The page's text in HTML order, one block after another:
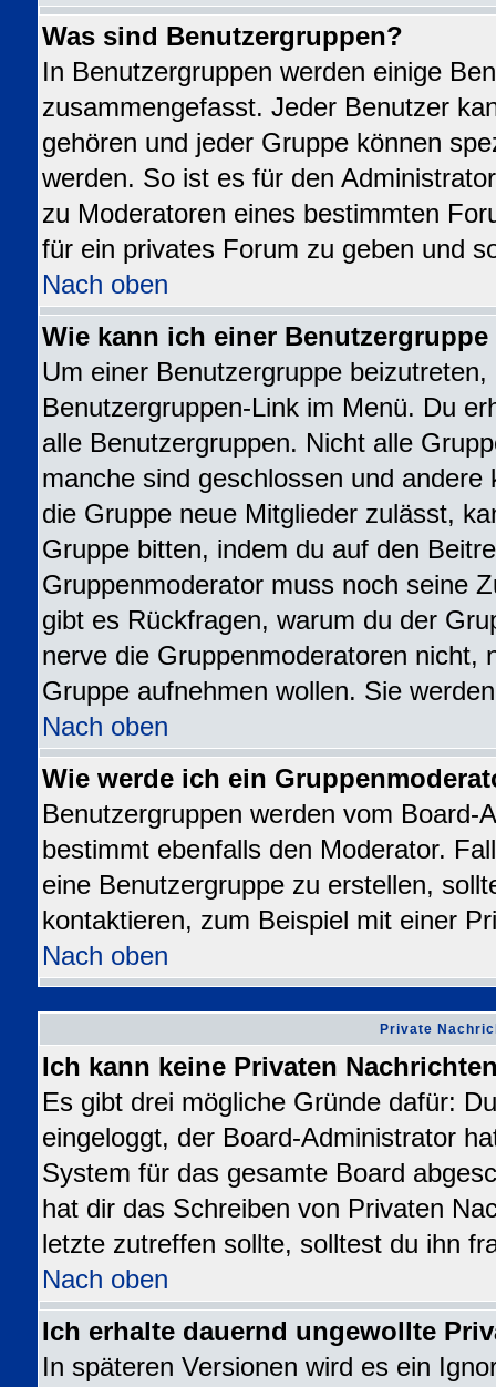
Was sind Benutzergruppen?
In Benutzergruppen werden einige
zusammengefasst. Jeder Benutzer
gehören und jeder Gruppe können
werden. So ist es für den
zu Moderatoren eines bestimmten
für ein privates Forum zu geben und
Nach oben
Wie kann ich einer
Um einer Benutzergruppe
Benutzergruppen-Link im Menü. Du
alle Benutzergruppen. Nicht alle
manche sind geschlossen und
die Gruppe neue Mitglieder zulässt,
Gruppe bitten, indem du auf den
Gruppenmoderator muss noch seine
gibt es Rückfragen, warum du der
nerve die Gruppenmoderatoren nicht,
Gruppe aufnehmen wollen. Sie
Nach oben
Wie werde ich ein
Benutzergruppen werden vom Board-
bestimmt ebenfalls den Moderator.
eine Benutzergruppe zu erstellen,
kontaktieren, zum Beispiel mit einer
Nach oben
Private
Ich kann keine Privaten
Es gibt drei mögliche Gründe dafür:
eingeloggt, der Board-Administrator
System für das gesamte Board
hat dir das Schreiben von Privaten
letzte zutreffen sollte, solltest du ihn
Nach oben
Ich erhalte dauernd ungewollte
In späteren Versionen wird es ein